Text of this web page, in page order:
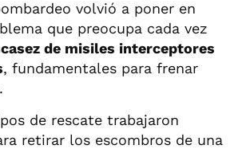
volvió a poner en
que preocupa cada vez
de misiles interceptores
, fundamentales para frenar
de rescate trabajaron
retirar los escombros de una